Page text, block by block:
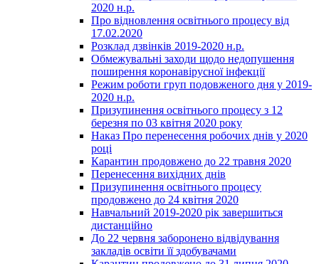
2020 н.р.
Про відновлення освітнього процесу від
17.02.2020
Розклад дзвінків 2019-2020 н.р.
Обмежувальні заходи щодо недопушення
поширення коронавірусної інфекції
Режим роботи груп подовженого дня у 2019-
2020 н.р.
Призупинення освітнього процесу з 12
березня по 03 квітня 2020 року
Наказ Про перенесення робочих днів у 2020
році
Карантин продовжено до 22 травня 2020
Перенесення вихідних днів
Призупинення освітнього процесу
продовжено до 24 квітня 2020
Навчальний 2019-2020 рік завершиться
дистанційно
До 22 червня заборонено відвідування
закладів освіти її здобувачами